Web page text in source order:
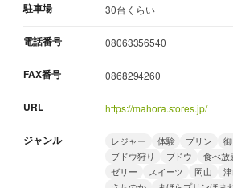
駐車場 30台くらい
電話番号 08063356540
FAX番号 0868294260
URL https://mahora.stores.jp/
ジャンル レジャー 体験 プリン
ブドウ狩り
ブドウ 食べ放
ゼリー
スイーツ 岡山